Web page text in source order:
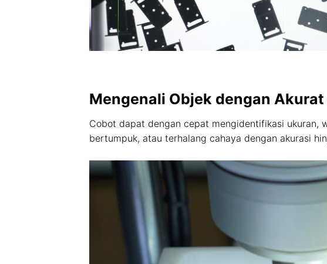
Mengenali Objek dengan
Cobot dapat dengan cepat mengidentifikasi ukuran,
bertumpuk, atau terhalang cahaya dengan akurasi